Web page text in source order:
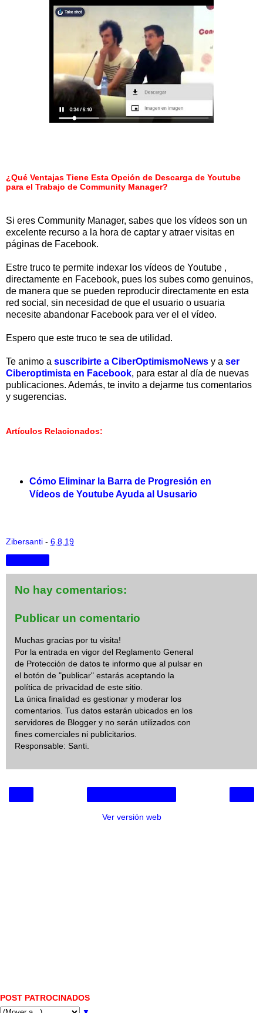
¿Qué Ventajas Tiene Esta Opción de Descarga de Youtube
para el Trabajo de Community Manager?
Si eres Community Manager, sabes que los vídeos son un
excelente recurso a la hora de captar y atraer visitas en
páginas de Facebook.
Estre truco te permite indexar los vídeos de Youtube ,
directamente en Facebook, pues los subes como genuinos,
de manera que se pueden reproducir directamente en esta
red social, sin necesidad de que el usuario o usuaria
necesite abandonar Facebook para ver el el vídeo.
Espero que este truco te sea de utilidad.
Te animo a suscribirte a CiberOptimismoNews y a ser
Ciberoptimista en Facebook, para estar al día de nuevas
publicaciones. Además, te invito a dejarme tus comentarios
y sugerencias.
Artículos Relacionados:
Cómo Eliminar la Barra de Progresión en
Vídeos de Youtube Ayuda al Ususario
Zibersanti - 6.8.19
No hay comentarios:
Publicar un comentario
Muchas gracias por tu visita!
Por la entrada en vigor del Reglamento General
de Protección de datos te informo que al pulsar en
el botón de "publicar" estarás aceptando la
política de privacidad de este sitio.
La única finalidad es gestionar y moderar los
comentarios. Tus datos estarán ubicados en los
servidores de Blogger y no serán utilizados con
fines comerciales ni publicitarios.
Responsable: Santi.
Ver versión web
POST PATROCINADOS